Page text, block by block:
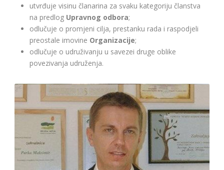
utvrđuje visinu članarina za svaku kategoriju članstva
na predlog Upravnog odbora;
odlučuje o promjeni cilja, prestanku rada i raspodjeli
preostale imovine Organizacije;
odlučuje o udruživanju u savezei druge oblike
povezivanja udruženja.